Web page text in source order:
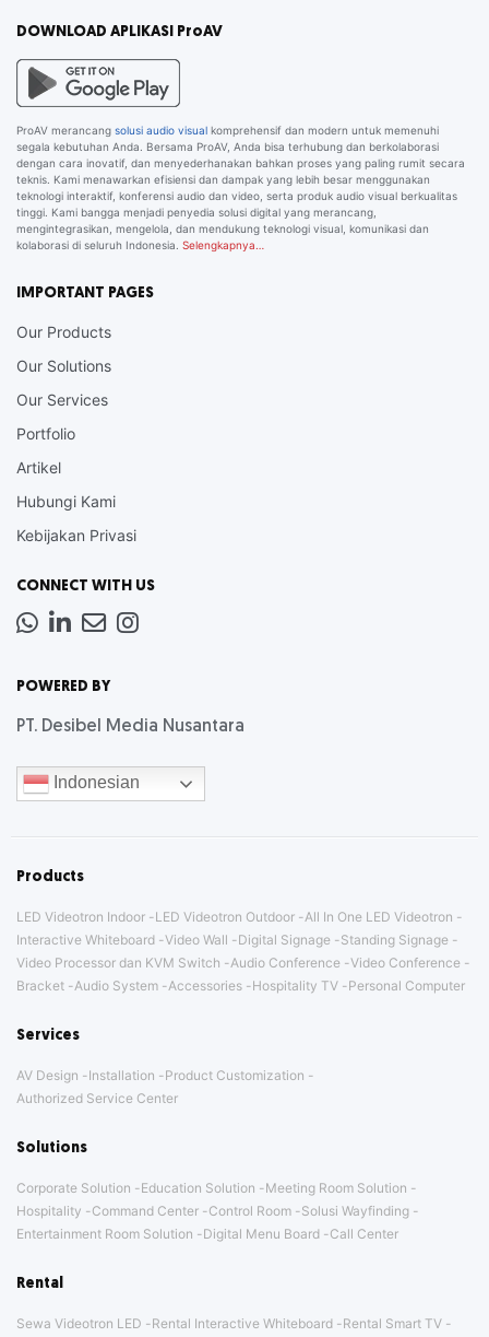
DOWNLOAD APLIKASI ProAV
ProAV merancang solusi audio visual komprehensif dan modern untuk memenuhi
segala kebutuhan Anda. Bersama ProAV, Anda bisa terhubung dan berkolaborasi
dengan cara inovatif, dan menyederhanakan bahkan proses yang paling rumit secara
teknis. Kami menawarkan efisiensi dan dampak yang lebih besar menggunakan
teknologi interaktif, konferensi audio dan video, serta produk audio visual berkualitas
tinggi. Kami bangga menjadi penyedia solusi digital yang merancang,
mengintegrasikan, mengelola, dan mendukung teknologi visual, komunikasi dan
kolaborasi di seluruh Indonesia. Selengkapnya…
IMPORTANT PAGES
Our Products
Our Solutions
Our Services
Portfolio
Artikel
Hubungi Kami
Kebijakan Privasi
CONNECT WITH US
Whatsapp
LinkedIn
NewsInstagram
POWERED BY
PT. Desibel Media Nusantara
Indonesian
Products
LED Videotron Indoor LED Videotron Outdoor
All In One LED Videotron
Interactive Whiteboard Video Wall Digital Signage
Standing Signage
Video Processor dan KVM Switch
Audio Conference Video Conference
Bracket
Audio System Accessories Hospitality TV Personal Computer
Services
AV Design Installation
Product Customization
Authorized Service Center
Solutions
Corporate Solution Education Solution
Meeting Room Solution
Hospitality
Command Center Control Room
Solusi Wayfinding
Entertainment Room Solution
Digital Menu Board Call Center
Rental
Sewa Videotron LED Rental Interactive Whiteboard Rental Smart TV